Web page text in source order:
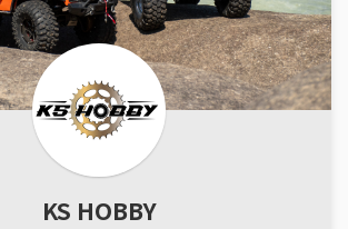
KS HOBBY